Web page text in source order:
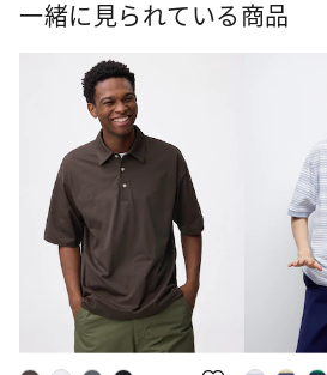
一緒に見られている商品